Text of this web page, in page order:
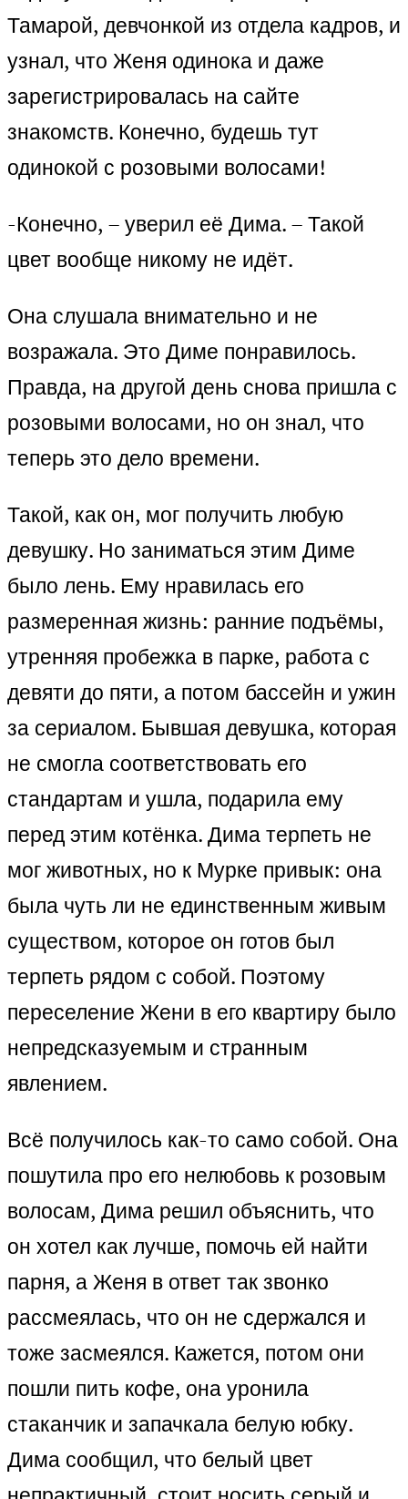
Тамарой, девчонкой из отдела кадров, и
узнал, что Женя одинока и даже
зарегистрировалась на сайте
знакомств. Конечно, будешь тут
одинокой с розовыми волосами!
-Конечно, – уверил её Дима. – Такой
цвет вообще никому не идёт.
Она слушала внимательно и не
возражала. Это Диме понравилось.
Правда, на другой день снова пришла с
розовыми волосами, но он знал, что
теперь это дело времени.
Такой, как он, мог получить любую
девушку. Но заниматься этим Диме
было лень. Ему нравилась его
размеренная жизнь: ранние подъёмы,
утренняя пробежка в парке, работа с
девяти до пяти, а потом бассейн и ужин
за сериалом. Бывшая девушка, которая
не смогла соответствовать его
стандартам и ушла, подарила ему
перед этим котёнка. Дима терпеть не
мог животных, но к Мурке привык: она
была чуть ли не единственным живым
существом, которое он готов был
терпеть рядом с собой. Поэтому
переселение Жени в его квартиру было
непредсказуемым и странным
явлением.
Всё получилось как-то само собой. Она
пошутила про его нелюбовь к розовым
волосам, Дима решил объяснить, что
он хотел как лучше, помочь ей найти
парня, а Женя в ответ так звонко
рассмеялась, что он не сдержался и
тоже засмеялся. Кажется, потом они
пошли пить кофе, она уронила
стаканчик и запачкала белую юбку.
Дима сообщил, что белый цвет